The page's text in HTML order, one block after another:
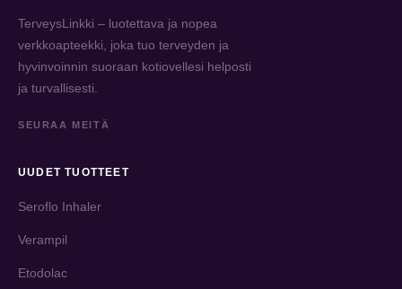
TerveysLinkki – luotettava ja nopea
verkkoapteekki, joka tuo terveyden ja
hyvinvoinnin suoraan kotiovellesi helposti
ja turvallisesti.
SEURAA MEITÄ
UUDET TUOTTEET
Seroflo Inhaler
Verampil
Etodolac